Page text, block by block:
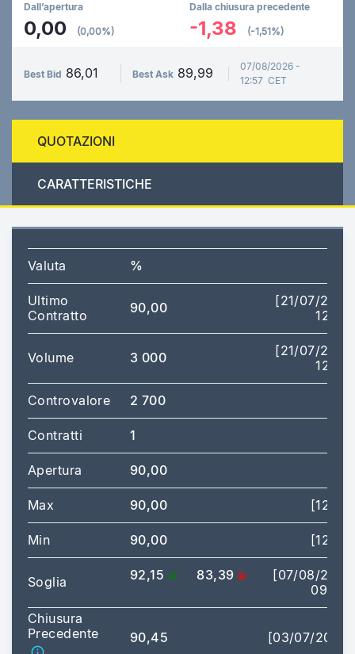
Dall’apertura
0,00 (0,00%)
Dalla chiusura precedente
-1,38 (-1,51%)
Best Bid 86,01 Best Ask 89,99
07/08/2026 -
12:57 CET
QUOTAZIONI
CARATTERISTICHE
Valuta %
Ultimo
Contratto
90,00
[21/07/2026
12:41]
Volume 3 000
[21/07/2026
12:41]
Controvalore 2 700
Contratti 1
Apertura 90,00
Max 90,00 [12:41]
Min 90,00 [12:41]
Soglia 92,15 83,39
[07/08/2026
09:00]
Chiusura
Precedente
90,45 [03/07/2026]